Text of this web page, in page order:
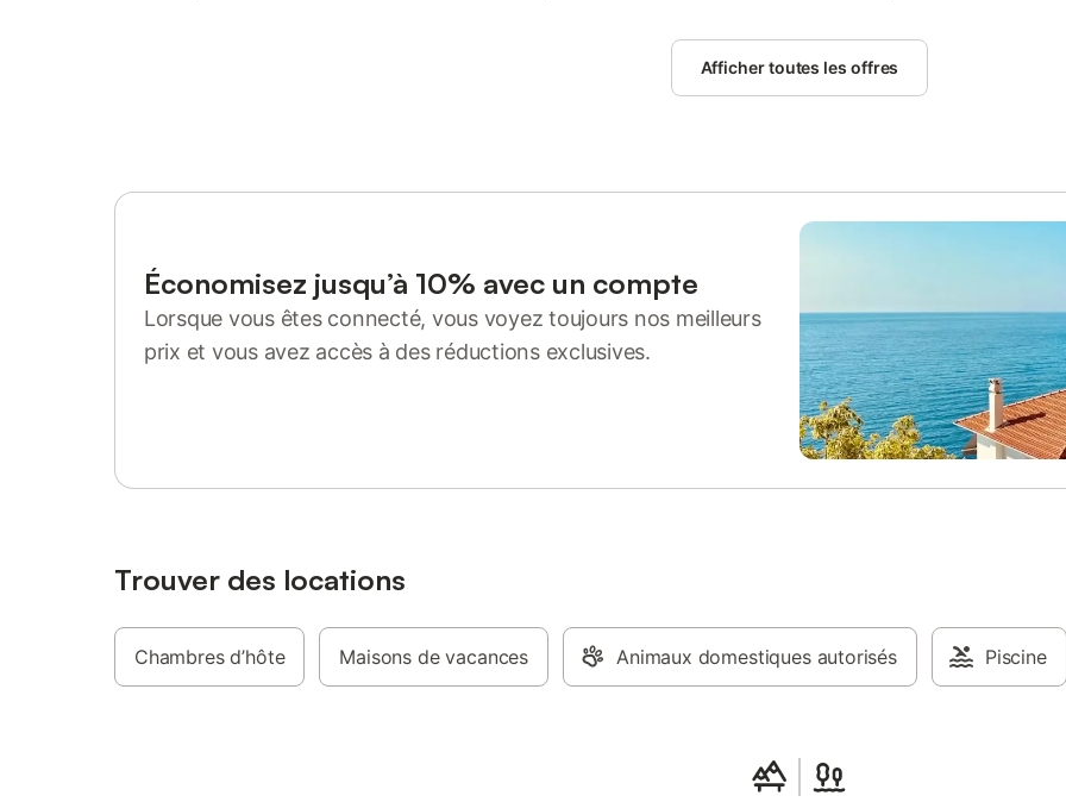
est situé au rez-de-chaussée et dispose
d'intérieurs insonorisés, garantissant un
repas. Les équipements modernes
incluent la climatisation, le chauffage, le
Wi-Fi et une télévision à écran plat avec
chaînes satellite et par câble. Pour votre
non-fumeurs et dispose d'une entrée
d'exploration, tout en bénéficiant de la
proximité des axes de transport dans un
cadre indépendant au rez-de-chaussée.
Afficher toutes les offres
Économisez jusqu’à 10% avec un compte
Lorsque vous êtes connecté, vous voyez toujours nos meilleurs
prix et vous avez accès à des réductions exclusives.
Trouver des locations
Chambres d’hôte Maisons de vacances Animaux domestiques autorisés Piscine